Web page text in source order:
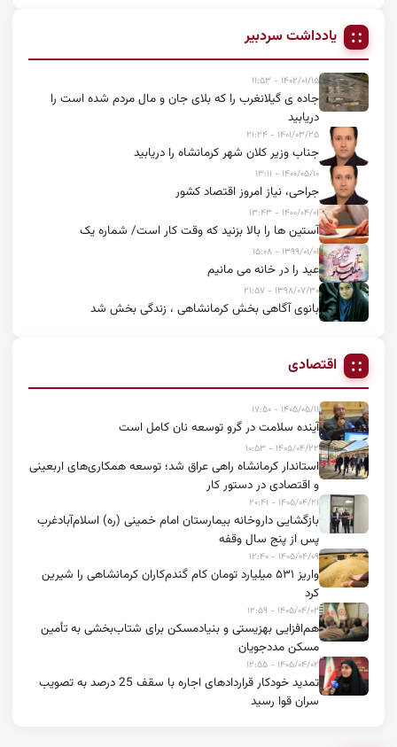
یادداشت سردبیر
۱۴۰۲/۰۱/۱۵ - ۱۱:۵۳
جاده ی گیلانغرب را که بلای جان و مال مردم شده است را
دریابید
۱۴۰۱/۰۳/۲۵ - ۲۱:۲۴
جناب وزیر کلان شهر کرمانشاه را دریابید
۱۴۰۰/۰۵/۱۰ - ۱۳:۱۱
جراحی، نیاز امروز اقتصاد کشور
۱۴۰۰/۰۴/۰۱ - ۱۳:۴۳
آستین ها را بالا بزنید که وقت کار است/ شماره یک
۱۳۹۹/۰۱/۰۱ - ۱۵:۰۸
عید را در خانه می مانیم
۱۳۹۸/۰۷/۳۰ - ۲۱:۵۷
بانوی آگاهی بخش کرمانشاهی ، زندگی بخش شد
اقتصادی
۱۴۰۵/۰۵/۱۱ - ۱۷:۵۰
آینده سلامت در گرو توسعه نان کامل است
۱۴۰۵/۰۴/۲۲ - ۱۰:۵۳
استاندار کرمانشاه راهی عراق شد؛ توسعه همکاری‌های اربعینی
و اقتصادی در دستور کار
۱۴۰۵/۰۴/۲۱ - ۲۰:۴۱
بازگشایی داروخانه بیمارستان امام خمینی (ره) اسلام‌آبادغرب
پس از پنج سال وقفه
۱۴۰۵/۰۴/۰۹ - ۱۲:۴۰
واریز ۵۳۱ میلیارد تومان کام گندم‌کاران کرمانشاهی را شیرین
کرد
۱۴۰۵/۰۴/۰۲ - ۱۲:۵۹
هم‌افزایی بهزیستی و بنیادمسکن برای شتاب‌بخشی به تأمین
مسکن مددجویان
۱۴۰۵/۰۴/۰۲ - ۱۲:۵۵
تمدید خودکار قراردادهای اجاره با سقف 25 درصد به تصویب
سران قوا رسید